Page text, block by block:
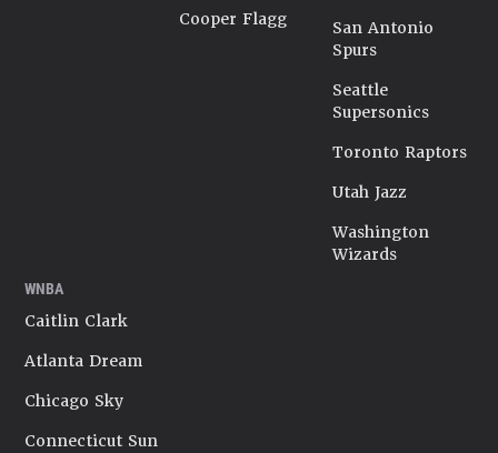
Cooper Flagg
San Antonio
Spurs
Seattle
Supersonics
Toronto Raptors
Utah Jazz
Washington
Wizards
WNBA
Caitlin Clark
Atlanta Dream
Chicago Sky
Connecticut Sun